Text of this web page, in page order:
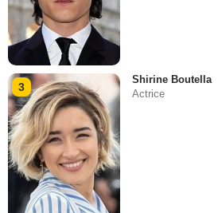
3
Shirine Boutella
Actrice